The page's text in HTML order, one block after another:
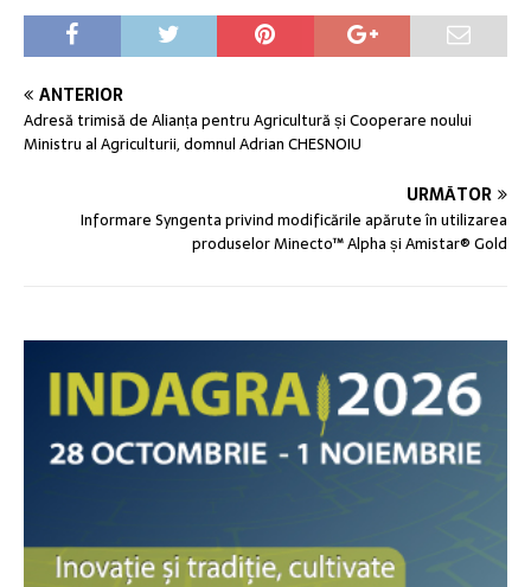
ANTERIOR
Adresă trimisă de Alianța pentru Agricultură și Cooperare noului
Ministru al Agriculturii, domnul Adrian CHESNOIU
URMĂTOR
Informare Syngenta privind modificările apărute în utilizarea
produselor Minecto™ Alpha și Amistar® Gold